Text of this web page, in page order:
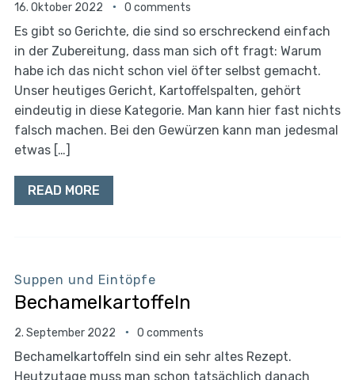
16. Oktober 2022 0 comments
Es gibt so Gerichte, die sind so erschreckend einfach
in der Zubereitung, dass man sich oft fragt: Warum
habe ich das nicht schon viel öfter selbst gemacht.
Unser heutiges Gericht, Kartoffelspalten, gehört
eindeutig in diese Kategorie. Man kann hier fast nichts
falsch machen. Bei den Gewürzen kann man jedesmal
etwas […]
READ MORE
Suppen und Eintöpfe
Bechamelkartoffeln
2. September 2022 0 comments
Bechamelkartoffeln sind ein sehr altes Rezept.
Heutzutage muss man schon tatsächlich danach